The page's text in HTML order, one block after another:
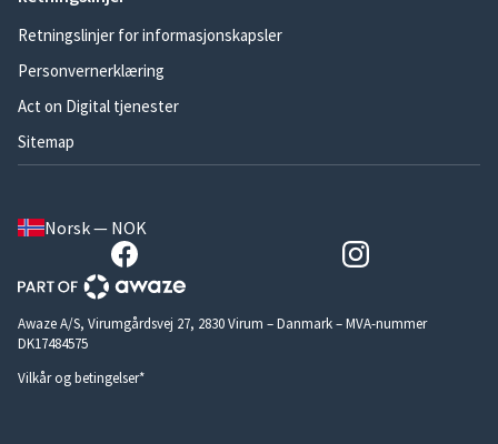
Retningslinjer for informasjonskapsler
Personvernerklæring
Act on Digital tjenester
Sitemap
Norsk — NOK
Awaze A/S, Virumgårdsvej 27, 2830 Virum – Danmark – MVA-nummer
DK17484575
Vilkår og betingelser*